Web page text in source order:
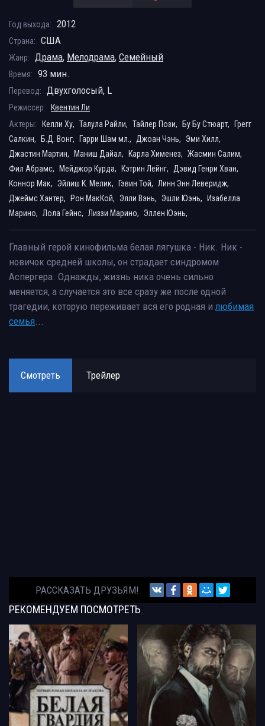
Год выхода: 2012
Страна: США
Жанр: Драма, Мелодрама, Семейный
Время: 93 мин.
Перевод: Двухголосый, L
Режиссер:
Квентин Ли
Актеры:
Келли Ху, Талула Райли, Тайлер Пози, Бу Бу Стюарт,
Грегг
Салкин,
Б.Д. Вонг, Гарри Шам мл., Джоан Чэнь, Эми Хилл,
Джастин Мартин,
Маниш Дайал, Карла Хименез, Жасмин Салим,
Фил Абрамс,
Мейджор Курда, Кэтрин Лейнг,
Дэвид Генри Хван,
Коннор Мак, Эйлиш К. Мелик, Гэвин Той, Линн Энн Леверидж,
Джеймс Хантер,
Рон МакКой, Элли Вэнь, Эшли Юэнь,
Изабелла
Марино, Лола Гейнс, Лиззи Марино, Эллен Юэнь,
Главный герой кинофильма белая лягушка - Ник. Ник -
новичок средней школы, он страдает синдромом
Аспергера. Однажды, жизнь ника очень сильно
меняется, а случается это все сразу же после одной
трагедии, которую переживает вся его родная и любимая
семья
Смотреть Трейлер
РАССКАЗАТЬ ДРУЗЬЯМ!
РЕКОМЕНДУЕМ ПОСМОТРЕТЬ